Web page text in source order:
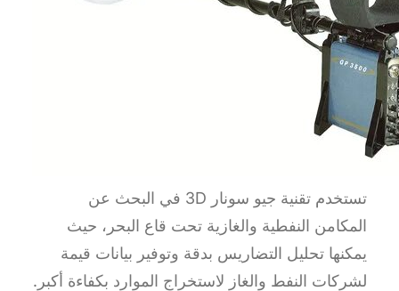
تستخدم تقنية جيو سونار 3D في البحث عن
المكامن النفطية والغازية تحت قاع البحر، حيث
يمكنها تحليل التضاريس بدقة وتوفير بيانات قيمة
لشركات النفط والغاز لاستخراج الموارد بكفاءة أكبر.